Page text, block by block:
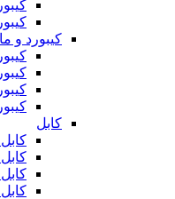
کیبورد و
کابل
کابل hdmi